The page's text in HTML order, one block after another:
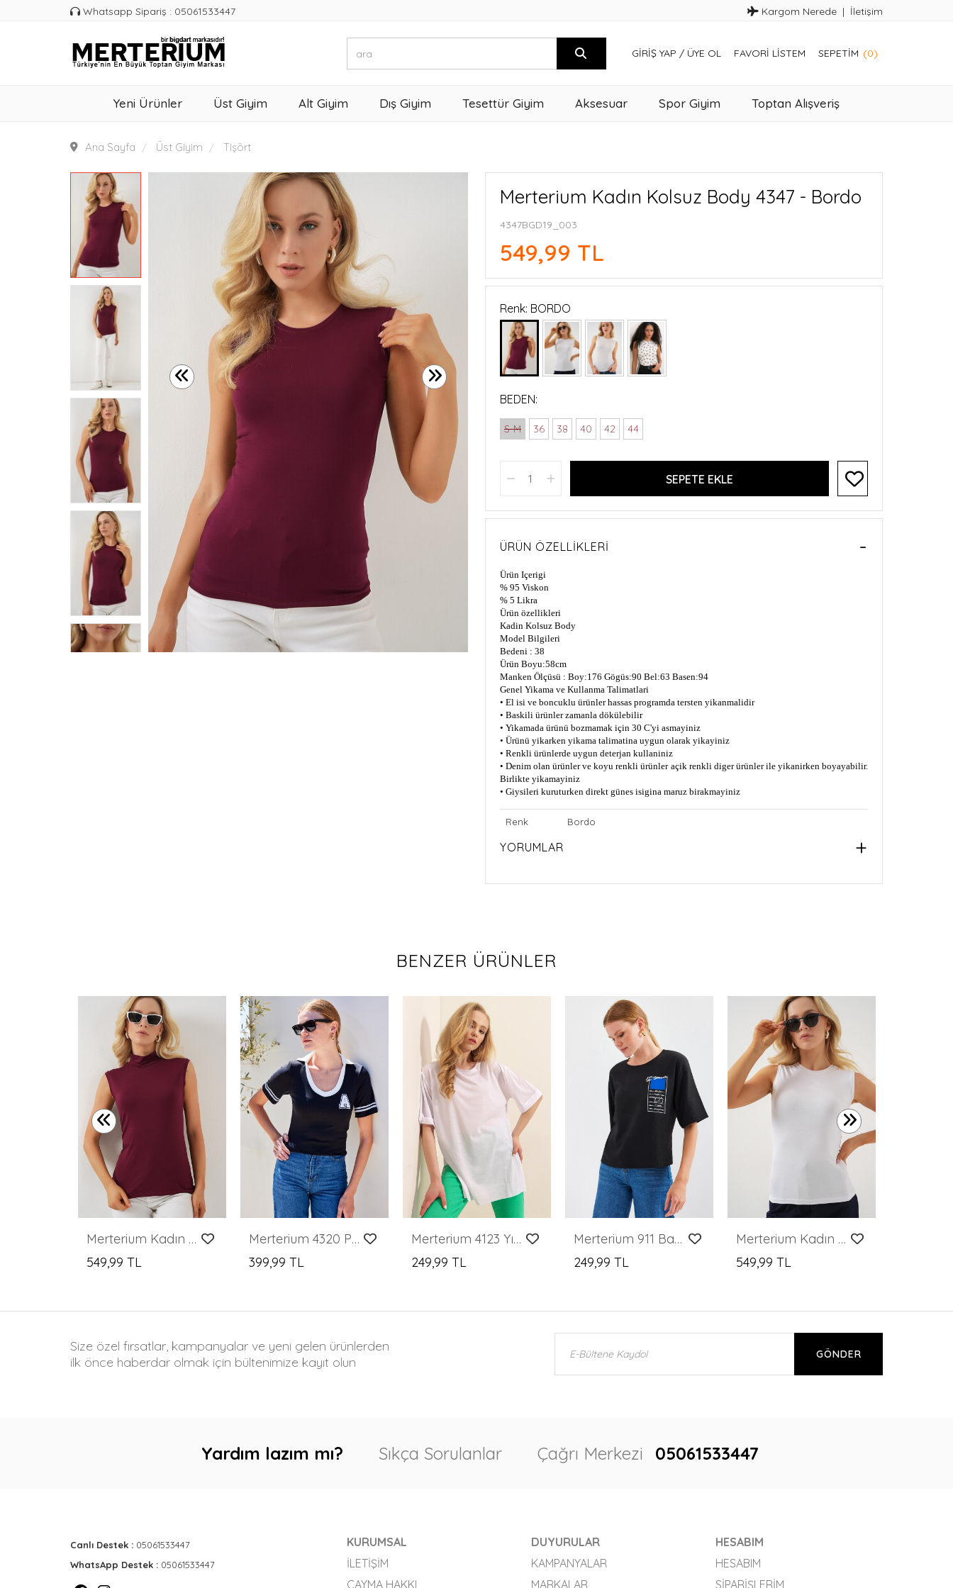
Whatsapp Sipariş : 05061533447 Kargom Nerede İletişim
GIRIŞ YAP / ÜYE OL FAVORI LISTEM SEPETIM (0)
Yeni Ürünler Üst Giyim Alt Giyim Dış Giyim Tesettür Giyim Aksesuar Spor Giyim Toptan Alışveriş
Ana Sayfa Üst Giyim Tişört
Merterium Kadın Kolsuz Body 4347 - Bordo
4347BGD19_003
549,99 TL
Renk: BORDO
BEDEN:
S-M 36 38 40 42 44
SEPETE EKLE
ÜRÜN ÖZELLIKLERI
Ürün Içerigi
% 95 Viskon
% 5 Likra
Ürün özellikleri
Kadin Kolsuz Body
Model Bilgileri
Bedeni : 38
Ürün Boyu:58cm
Manken Ölçüsü : Boy:176 Gögüs:90 Bel:63 Basen:94
Genel Yikama ve Kullanma Talimatlari
• El isi ve boncuklu ürünler hassas programda tersten yikanmalidir
• Baskili ürünler zamanla dökülebilir
• Yikamada ürünü bozmamak için 30 C'yi asmayiniz
• Ürünü yikarken yikama talimatina uygun olarak yikayiniz
• Renkli ürünlerde uygun deterjan kullaniniz
• Denim olan ürünler ve koyu renkli ürünler açik renkli diger ürünler ile yikanirken boyayabilir.
Birlikte yikamayiniz
• Giysileri kuruturken direkt günes isigina maruz birakmayiniz
Renk Bordo
YORUMLAR
BENZER ÜRÜNLER
Merterium Kadın Kolsuz Body 4348 - Bordo
549,99 TL
Merterium 4320 Polo Yaka Basic Triko Bluz - Siyah
399,99 TL
Merterium 4123 Yırtmaçlı Oversize Tişört - Beyaz
249,99 TL
Merterium 911 Baskılı Örme Basic Tişört - Siyah
249,99 TL
Merterium Kadın Kolsuz Body 4347 - Beyaz
549,99 TL
Size özel fırsatlar, kampanyalar ve yeni gelen ürünlerden
ilk önce haberdar olmak için bültenimize kayıt olun
GÖNDER
Yardım lazım mı? Sıkça Sorulanlar Çağrı Merkezi 05061533447
Canlı Destek : 05061533447
WhatsApp Destek : 05061533447
KURUMSAL
İLETIŞIM
CAYMA HAKKI
DUYURULAR
KAMPANYALAR
MARKALAR
HESABIM
HESABIM
SIPARIŞLERIM